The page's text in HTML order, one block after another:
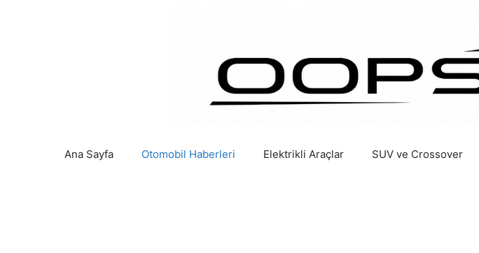
Ana Sayfa Otomobil Haberleri Elektrikli Araçlar SUV ve Crossover